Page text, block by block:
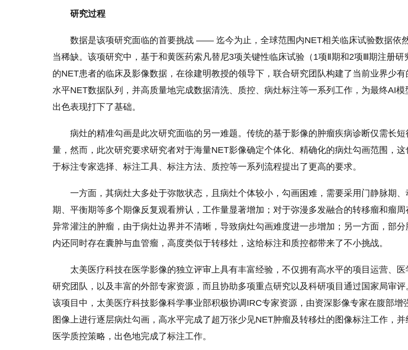
研究过程
数据是该项研究面临的首要挑战 —— 迄今为止，全球范围内NET相关临床试验数据依
当稀缺。该项研究中，基于和黄医药索凡替尼3项关键性临床试验（1项Ⅱ期和2项Ⅲ期注册研
的NET患者的临床及影像数据，在徐建明教授的领导下，联合研究团队构建了当前业界少有
水平NET数据队列，并高质量地完成数据清洗、质控、病灶标注等一系列工作，为最终AI模
出色表现打下了基础。
病灶的精准勾画是此次研究面临的另一难题。传统的基于影像的肿瘤疾病诊断仅需长短
量，然而，此次研究要求研究者对于海量NET影像确定个体化、精确化的病灶勾画范围，这
于标注专家选择、标注工具、标注方法、质控等一系列流程提出了更高的要求。
一方面，其病灶大多处于弥散状态，且病灶个体较小，勾画困难，需要采用门静脉期、
期、 平衡期等多个期像反复观看辨认，工作量显著增加；对于弥漫多发融合的转移瘤和瘤周
异常灌注的肿瘤，由于病灶边界并不清晰，导致病灶勾画难度进一步增加；另一方面，部分
内还同时存在囊肿与血管瘤，高度类似于转移灶，这给标注和质控都带来了不小挑战。
太美医疗科技在医学影像的独立评审上具有丰富经验，不仅拥有高水平的项目运营、医
研究团队，以及丰富的外部专家资源，而且协助多项重点研究以及科研项目通过 国家局审评
该项目中，太美医疗科技影像科学事业部积极协调IRC专家资源，由资深影像专家在腹部增
图像上进行逐层病灶勾画，高水平完成了超万张少见NET肿瘤及转移灶的图像标注工作，并
医学质控策略，出色地完成了标注工作。